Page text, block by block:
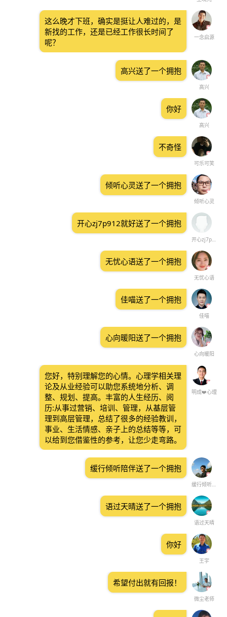
一念启源
这么晚才下班，确实是挺让人难过的，是
新找的工作，还是已经工作很长时间了
呢？
高兴
高兴送了一个拥抱
高兴
你好
可乐可笑
不奇怪
倾听心灵
倾听心灵送了一个拥抱
开心zj7p912就好
开心zj7p912就好送了一个拥抱
无忧心语
无忧心语送了一个拥抱
佳喵
佳喵送了一个拥抱
心向暖阳
心向暖阳送了一个拥抱
明成❤️心理
您好，特别理解您的心情。心理学相关理
论及从业经验可以助您系统地分析、调
整、规划、提高。丰富的人生经历、阅
历:从事过营销、培训、管理，从基层管
理到高层管理，总结了很多的经验教训，
事业、生活情感、亲子上的总结等等，可
以给到您借鉴性的参考，让您少走弯路。
缓行倾听陪伴
缓行倾听陪伴送了一个拥抱
语过天晴
语过天晴送了一个拥抱
王宇
你好
微尘老师
希望付出就有回报！